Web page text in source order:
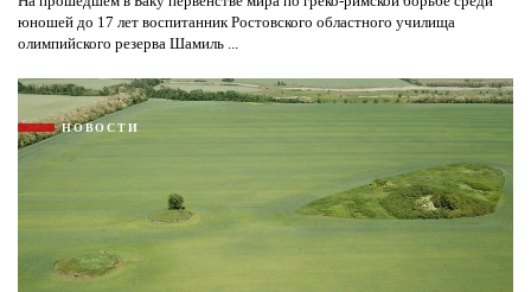
юношей до 17 лет воспитанник Ростовского областного училища
олимпийского резерва Шамиль ...
НОВОСТИ